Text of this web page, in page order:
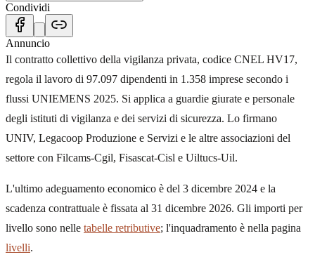
Condividi
Annuncio
Il contratto collettivo della vigilanza privata, codice CNEL HV17,
regola il lavoro di 97.097 dipendenti in 1.358 imprese secondo i
flussi UNIEMENS 2025. Si applica a guardie giurate e personale
degli istituti di vigilanza e dei servizi di sicurezza. Lo firmano
UNIV, Legacoop Produzione e Servizi e le altre associazioni del
settore con Filcams-Cgil, Fisascat-Cisl e Uiltucs-Uil.
L'ultimo adeguamento economico è del 3 dicembre 2024 e la
scadenza contrattuale è fissata al 31 dicembre 2026. Gli importi per
livello sono nelle tabelle retributive; l'inquadramento è nella pagina
livelli.